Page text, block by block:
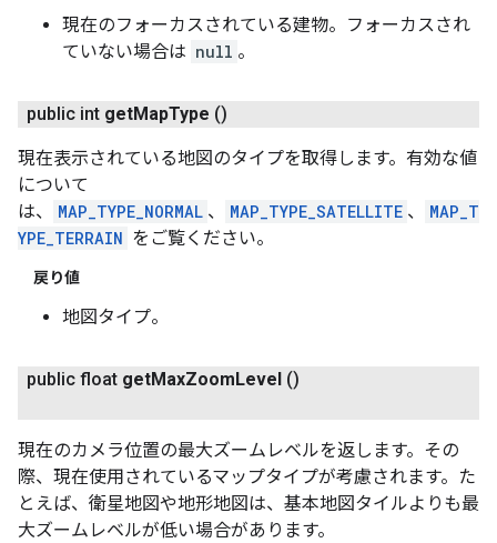
現在のフォーカスされている建物。フォーカスされ
ていない場合は null 。
public int getMapType ()
現在表示されている地図のタイプを取得します。有効な値
について
は、
MAP_TYPE_NORMAL 、 MAP_TYPE_SATELLITE 、
MAP_T
YPE_TERRAIN をご覧ください。
戻り値
地図タイプ。
public float getMaxZoom Level ()
現在のカメラ位置の最大ズームレベルを返します。その
際、現在使用されているマップタイプが考慮されます。た
とえば、衛星地図や地形地図は、基本地図タイルよりも最
大ズームレベルが低い場合があります。